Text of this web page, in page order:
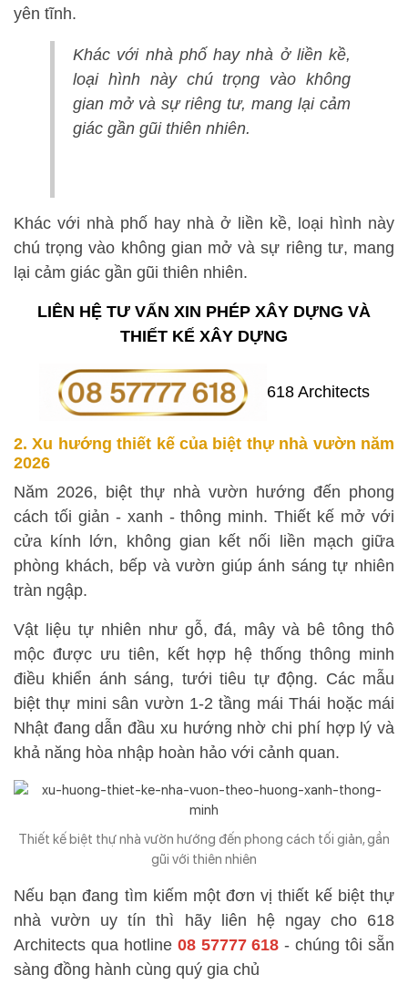
yên tĩnh.
Khác với nhà phố hay nhà ở liền kề,
loại hình này chú trọng vào không
gian mở và sự riêng tư, mang lại cảm
giác gần gũi thiên nhiên.
Khác với nhà phố hay nhà ở liền kề, loại hình này
chú trọng vào không gian mở và sự riêng tư, mang
lại cảm giác gần gũi thiên nhiên.
LIÊN HỆ TƯ VẤN XIN PHÉP XÂY DỰNG VÀ
THIẾT KẾ XÂY DỰNG
2. Xu hướng thiết kế của biệt thự nhà vườn năm
2026
Năm 2026, biệt thự nhà vườn hướng đến phong
cách tối giản - xanh - thông minh. Thiết kế mở với
cửa kính lớn, không gian kết nối liền mạch giữa
phòng khách, bếp và vườn giúp ánh sáng tự nhiên
tràn ngập.
Vật liệu tự nhiên như gỗ, đá, mây và bê tông thô
mộc được ưu tiên, kết hợp hệ thống thông minh
điều khiển ánh sáng, tưới tiêu tự động. Các mẫu
biệt thự mini sân vườn 1-2 tầng mái Thái hoặc mái
Nhật đang dẫn đầu xu hướng nhờ chi phí hợp lý và
khả năng hòa nhập hoàn hảo với cảnh quan.
Thiết kế biệt thự nhà vườn hướng đến phong cách tối giản, gần
gũi với thiên nhiên
Nếu bạn đang tìm kiếm một đơn vị thiết kế biệt thự
nhà vườn uy tín thì hãy liên hệ ngay cho 618
Architects qua hotline 08 57777 618 - chúng tôi sẵn
sàng đồng hành cùng quý gia chủ